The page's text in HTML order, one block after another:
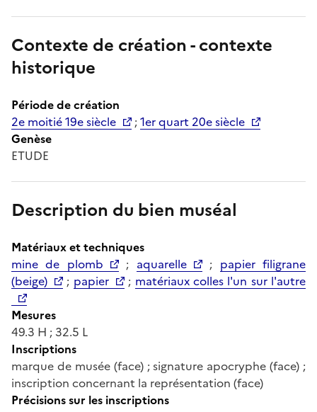
Contexte de création - contexte
historique
Période de création
2e moitié 19e siècle
;1er quart 20e siècle
Genèse
ETUDE
Description du bien muséal
Matériaux et techniques
mine de plomb
; aquarelle ; papier filigrane
(beige)
; papier ; matériaux colles l'un sur l'autre
Mesures
49.3 H ; 32.5 L
Inscriptions
marque de musée (face) ; signature apocryphe (face) ;
inscription concernant la représentation (face)
Précisions sur les inscriptions